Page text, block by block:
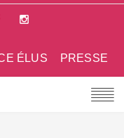
PRESSE
ÉLUS